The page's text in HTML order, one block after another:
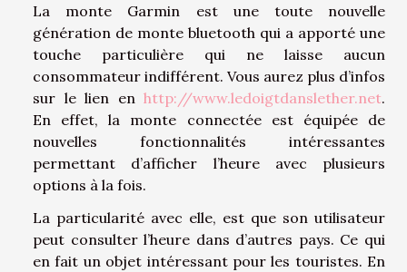
La monte Garmin est une toute nouvelle
génération de monte bluetooth qui a apporté une
touche particulière qui ne laisse aucun
consommateur indifférent. Vous aurez plus d’infos
sur le lien en http://www.ledoigtdanslether.net.
En effet, la monte connectée est équipée de
nouvelles fonctionnalités intéressantes
permettant d’afficher l’heure avec plusieurs
options à la fois.
La particularité avec elle, est que son utilisateur
peut consulter l’heure dans d’autres pays. Ce qui
en fait un objet intéressant pour les touristes. En